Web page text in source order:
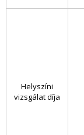
Helyszíni
vizsgálat díja